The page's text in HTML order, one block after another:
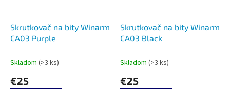
Skrutkovač na bity Winarm
CA03 Purple
Skladom (>3 ks)
€25
Skrutkovač na bity Winarm
CA03 Black
Skladom (>3 ks)
€25